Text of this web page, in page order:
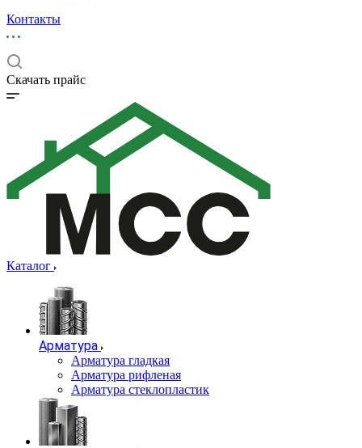
Контакты
Скачать прайс
Каталог
Арматура
Арматура гладкая
Арматура рифленая
Арматура стеклопластик